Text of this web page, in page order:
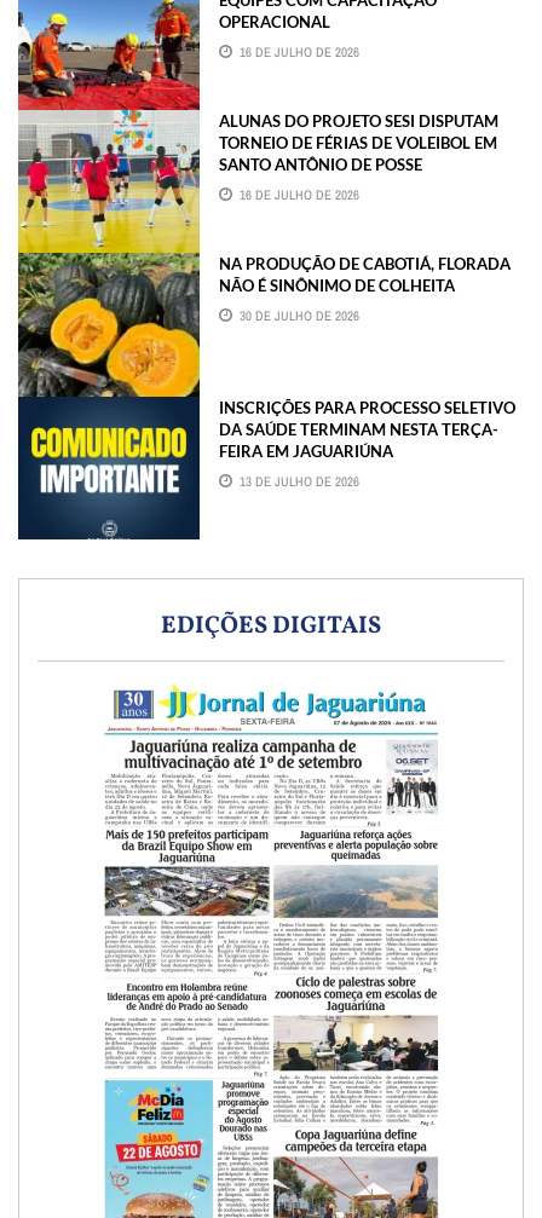
OPERACIONAL
16 DE JULHO DE 2026
ALUNAS DO PROJETO SESI DISPUTAM
TORNEIO DE FÉRIAS DE VOLEIBOL EM
SANTO ANTÔNIO DE POSSE
16 DE JULHO DE 2026
NA PRODUÇÃO DE CABOTIÁ, FLORADA
NÃO É SINÔNIMO DE COLHEITA
30 DE JULHO DE 2026
INSCRIÇÕES PARA PROCESSO SELETIVO
DA SAÚDE TERMINAM NESTA TERÇA-
FEIRA EM JAGUARIÚNA
13 DE JULHO DE 2026
EDIÇÕES DIGITAIS